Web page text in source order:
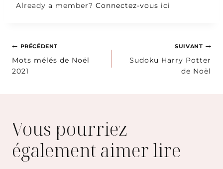
Already a member? Connectez-vous ici
Navigation
de
PRÉCÉDENT
Mots mélés de Noël
2021
SUIVANT
Sudoku Harry Potter
de Noël
Vous pourriez
également aimer lire